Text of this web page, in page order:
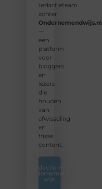
redactieteam
achter
Ondernemendwijs.nl
—
een
platform
voor
bloggers
en
lezers
die
houden
van
afwisseling
en
frisse
content.
Redactie van
Ondernemend
wijs